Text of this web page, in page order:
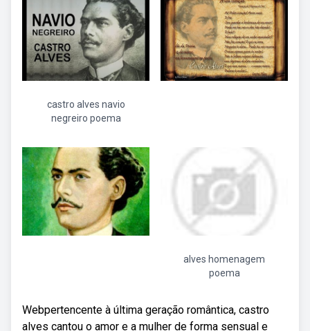
castro alves navio
negreiro poema
alves homenagem
poema
Webpertencente à última geração romântica, castro
alves cantou o amor e a mulher de forma sensual e